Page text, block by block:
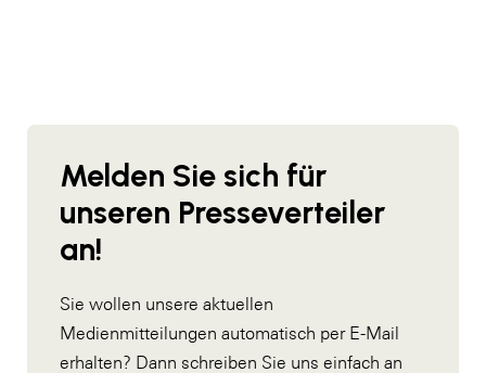
Melden Sie sich für
unseren Presseverteiler
an!
Sie wollen unsere aktuellen
Medienmitteilungen automatisch per E-Mail
erhalten? Dann schreiben Sie uns einfach an